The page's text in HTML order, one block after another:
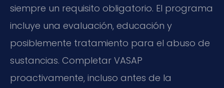
siempre un requisito obligatorio. El programa
incluye una evaluación, educación y
posiblemente tratamiento para el abuso de
sustancias. Completar VASAP
proactivamente, incluso antes de la